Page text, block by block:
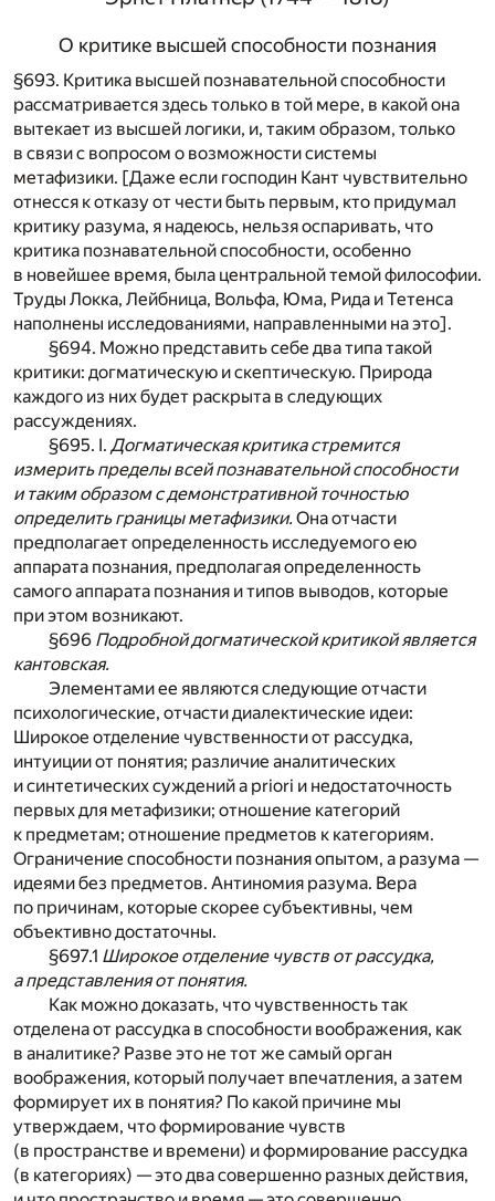
О критике высшей способности познания
§693. Критика высшей познавательной способности
рассматривается здесь только в той мере, в какой она
вытекает из высшей логики, и, таким образом, только
в связи с вопросом о возможности системы
метафизики. [Даже если господин Кант чувствительно
отнесся к отказу от чести быть первым, кто придумал
критику разума, я надеюсь, нельзя оспаривать, что
критика познавательной способности, особенно
в новейшее время, была центральной темой философии.
Труды Локка, Лейбница, Вольфа, Юма, Рида и Тетенса
наполнены исследованиями, направленными на это].
§694. Можно представить себе два типа такой
критики: догматическую и скептическую. Природа
каждого из них будет раскрыта в следующих
рассуждениях.
§695. I. Догматическая критика стремится
измерить пределы всей познавательной способности
и таким образом с демонстративной точностью
определить границы метафизики. Она отчасти
предполагает определенность исследуемого ею
аппарата познания, предполагая определенность
самого аппарата познания и типов выводов, которые
при этом возникают.
§696 Подробной догматической критикой является
кантовская.
Элементами ее являются следующие отчасти
психологические, отчасти диалектические идеи:
Широкое отделение чувственности от рассудка,
интуиции от понятия; различие аналитических
и синтетических суждений a priori и недостаточность
первых для метафизики; отношение категорий
к предметам; отношение предметов к категориям.
Ограничение способности познания опытом, а разума —
идеями без предметов. Антиномия разума. Вера
по причинам, которые скорее субъективны, чем
объективно достаточны.
§697.1 Широкое отделение чувств от рассудка,
а представления от понятия.
Как можно доказать, что чувственность так
отделена от рассудка в способности воображения, как
в аналитике? Разве это не тот же самый орган
воображения, который получает впечатления, а затем
формирует их в понятия? По какой причине мы
утверждаем, что формирование чувств
(в пространстве и времени) и формирование рассудка
(в категориях) — это два совершенно разных действия,